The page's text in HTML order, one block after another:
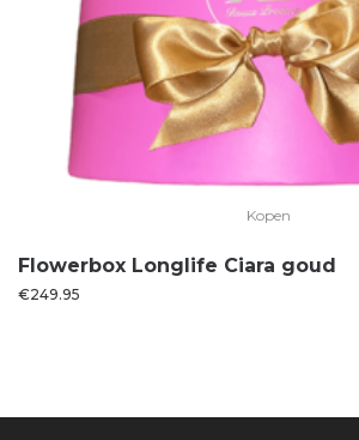
Kopen
Flowerbox Longlife Ciara goud
€249.95